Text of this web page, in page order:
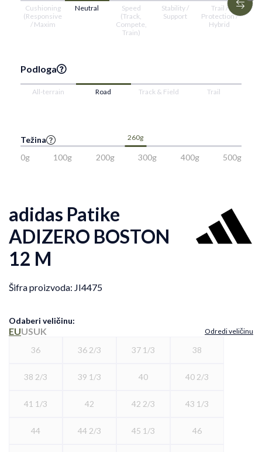
Cushioning
(Responsive
/ Maxim
Neutral
Speed
(Track,
Compete,
Train)
Stability /
Support
Trail /
Protection /
Hybrid
Podloga
All-terrain Road Track & Field Trail
Težina 260g
0g 100g 200g 300g 400g 500g
adidas Patike
ADIZERO BOSTON
12 M
Šifra proizvoda: JI4475
Odaberi veličinu:
EUUSUK Odredi veličinu
36 36 2/3 37 1/3 38
38 2/3 39 1/3 40 40 2/3
41 1/3 42 42 2/3 43 1/3
44 44 2/3 45 1/3 46